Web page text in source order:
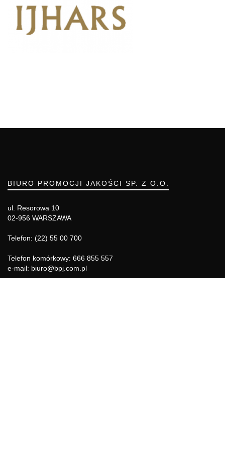
BIURO PROMOCJI JAKOŚCI SP. Z O.O.
ul. Resorowa 10
02-956 WARSZAWA
Telefon: (22) 55 00 700
Telefon komórkowy: 666 855 557
e-mail: biuro@bpj.com.pl